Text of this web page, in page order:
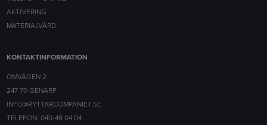
AKTIVERING
MATERIALVÅRD
KONTAKTINFORMATION
OMVÄGEN 2
247 70 GENARP
INFO@RYTTARCOMPANIET.SE
TELEFON: 040-48 04 04